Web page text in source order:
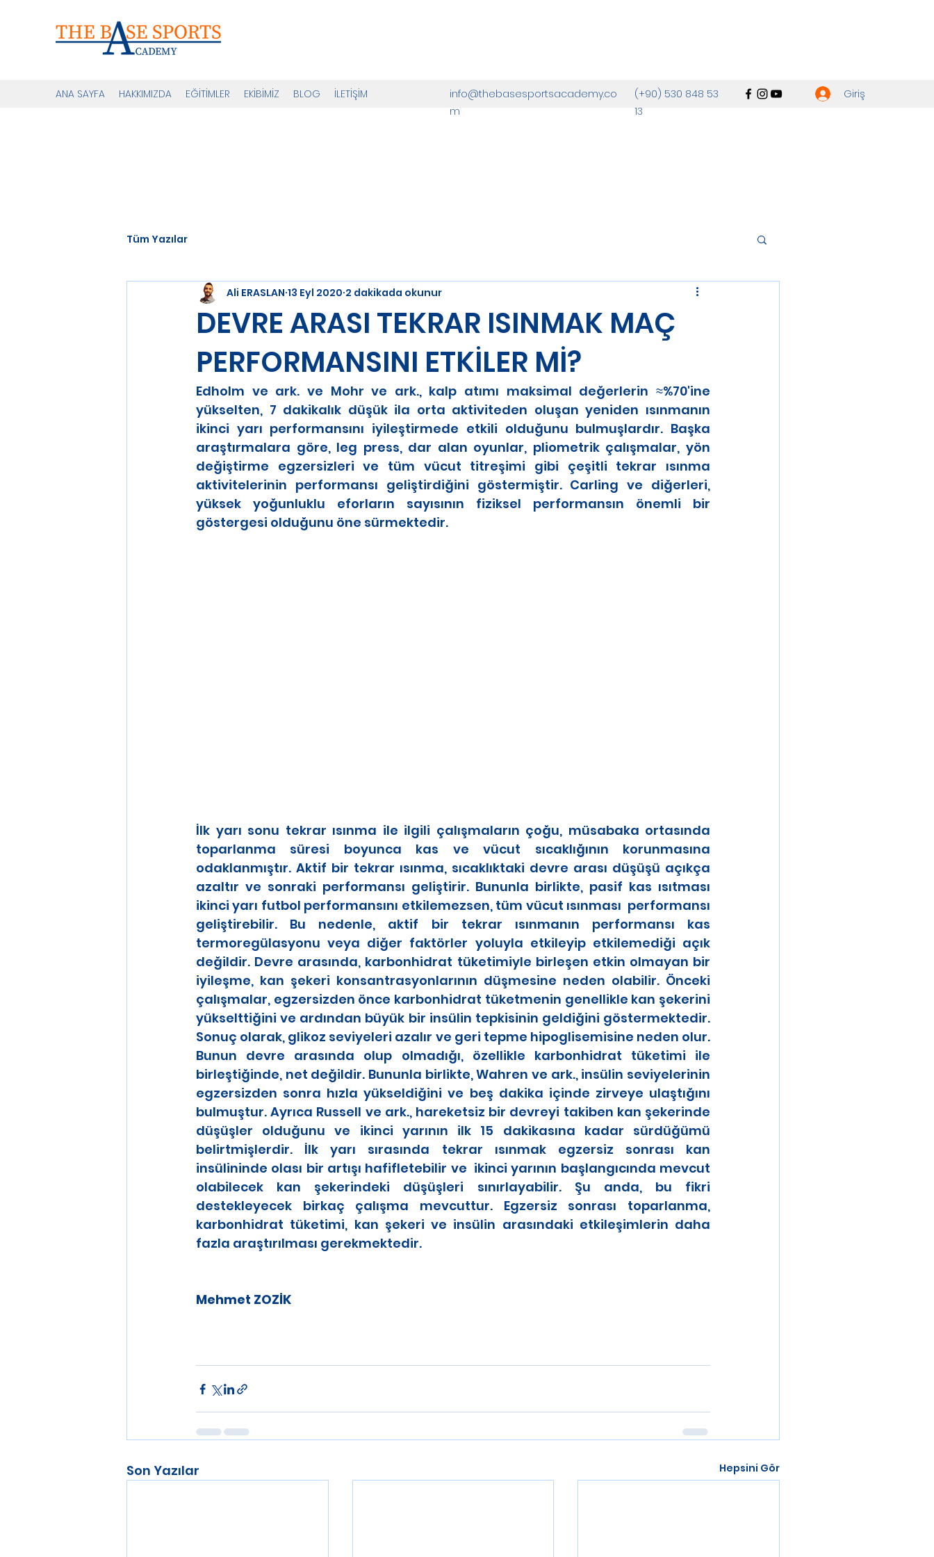
ANA SAYFA HAKKIMIZDA EĞİTİMLER EKİBİMİZ BLOG İLETİŞİM
info@thebasesportsacademy.co
m
(+90) 530 848 53
13
Giriş
Tüm Yazılar
DEVRE ARASI TEKRAR ISINMAK MAÇ
PERFORMANSINI ETKİLER Mİ?
Ali ERASLAN 13 Eyl 2020 2 dakikada okunur
Edholm ve ark. ve Mohr ve ark., kalp atımı maksimal değerlerin ≈%70'ine
yükselten, 7 dakikalık düşük ila orta aktiviteden oluşan yeniden ısınmanın
ikinci yarı performansını iyileştirmede etkili olduğunu bulmuşlardır. Başka
araştırmalara göre, leg press, dar alan oyunlar, pliometrik çalışmalar, yön
değiştirme egzersizleri ve tüm vücut titreşimi gibi çeşitli tekrar ısınma
aktivitelerinin performansı geliştirdiğini göstermiştir. Carling ve diğerleri,
yüksek yoğunluklu eforların sayısının fiziksel performansın önemli bir
göstergesi olduğunu öne sürmektedir.
İlk yarı sonu tekrar ısınma ile ilgili çalışmaların çoğu, müsabaka ortasında
toparlanma süresi boyunca kas ve vücut sıcaklığının korunmasına
odaklanmıştır. Aktif bir tekrar ısınma, sıcaklıktaki devre arası düşüşü açıkça
azaltır ve sonraki performansı geliştirir. Bununla birlikte, pasif kas ısıtması
ikinci yarı futbol performansını etkilemezsen, tüm vücut ısınması  performansı
geliştirebilir. Bu nedenle, aktif bir tekrar ısınmanın performansı kas
termoregülasyonu veya diğer faktörler yoluyla etkileyip etkilemediği açık
değildir. Devre arasında, karbonhidrat tüketimiyle birleşen etkin olmayan bir
iyileşme, kan şekeri konsantrasyonlarının düşmesine neden olabilir. Önceki
çalışmalar, egzersizden önce karbonhidrat tüketmenin genellikle kan şekerini
yükselttiğini ve ardından büyük bir insülin tepkisinin geldiğini göstermektedir.
Sonuç olarak, glikoz seviyeleri azalır ve geri tepme hipoglisemisine neden olur.
Bunun devre arasında olup olmadığı, özellikle karbonhidrat tüketimi ile
birleştiğinde, net değildir. Bununla birlikte, Wahren ve ark., insülin seviyelerinin
egzersizden sonra hızla yükseldiğini ve beş dakika içinde zirveye ulaştığını
bulmuştur. Ayrıca Russell ve ark., hareketsiz bir devreyi takiben kan şekerinde
düşüşler olduğunu ve ikinci yarının ilk 15 dakikasına kadar sürdüğümü
belirtmişlerdir. İlk yarı sırasında tekrar ısınmak egzersiz sonrası kan
insülininde olası bir artışı hafifletebilir ve  ikinci yarının başlangıcında mevcut
olabilecek kan şekerindeki düşüşleri sınırlayabilir. Şu anda, bu fikri
destekleyecek birkaç çalışma mevcuttur. Egzersiz sonrası toparlanma,
karbonhidrat tüketimi, kan şekeri ve insülin arasındaki etkileşimlerin daha
fazla araştırılması gerekmektedir.
Mehmet ZOZİK
Son Yazılar Hepsini Gör